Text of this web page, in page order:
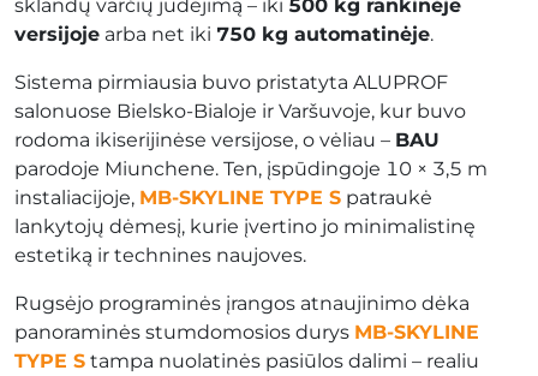
sklandų varčių judėjimą – iki 500 kg rankinėje
versijoje arba net iki 750 kg automatinėje.
Sistema pirmiausia buvo pristatyta ALUPROF
salonuose Bielsko-Bialoje ir Varšuvoje, kur buvo
rodoma ikiserijinėse versijose, o vėliau – BAU
parodoje Miunchene. Ten, įspūdingoje 10 × 3,5 m
instaliacijoje, MB-SKYLINE TYPE S patraukė
lankytojų dėmesį, kurie įvertino jo minimalistinę
estetiką ir technines naujoves.
Rugsėjo programinės įrangos atnaujinimo dėka
panoraminės stumdomosios durys MB-SKYLINE
TYPE S tampa nuolatinės pasiūlos dalimi – realiu